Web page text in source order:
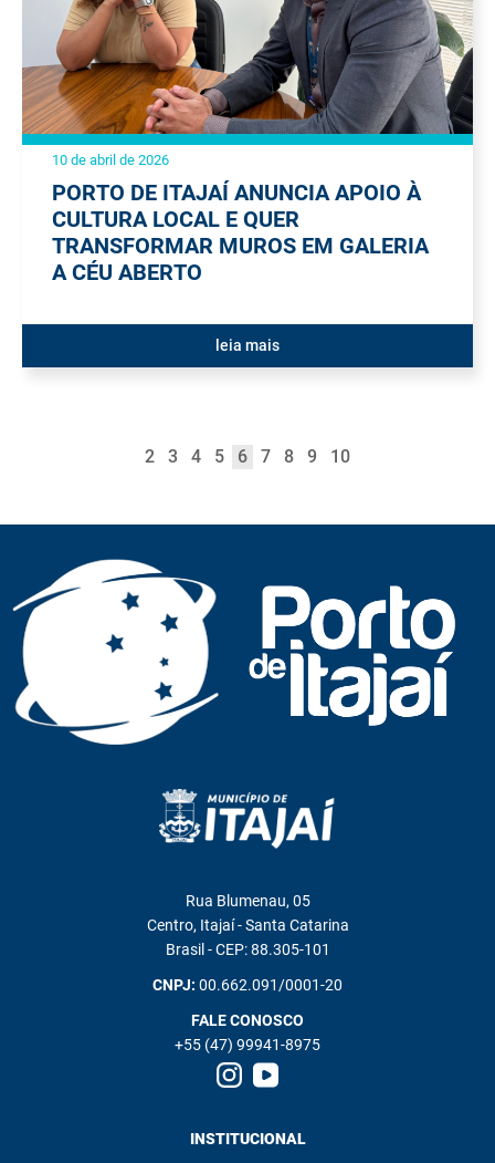
10 de abril de 2026
PORTO DE ITAJAÍ ANUNCIA APOIO À
CULTURA LOCAL E QUER
TRANSFORMAR MUROS EM GALERIA
A CÉU ABERTO
leia mais
2 3 4 5 6 7 8 9 10
Rua Blumenau, 05
Centro, Itajaí - Santa Catarina
Brasil - CEP: 88.305-101
CNPJ: 00.662.091/0001-20
FALE CONOSCO
+55 (47) 99941-8975
INSTITUCIONAL